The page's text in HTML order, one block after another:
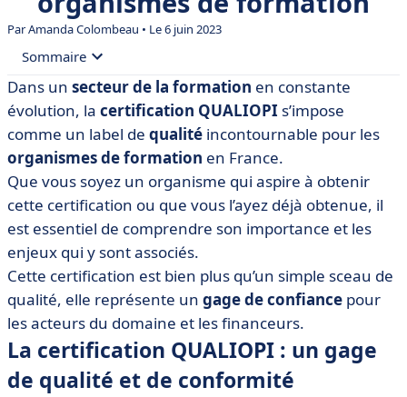
ParAmanda Colombeau • Le 6 juin 2023
Sommaire
• La certification QUALIOPI : un gage de qualité et de
conformité
• Les enjeux de la certification QUALIOPI pour les
• Les avantages de recourir à un service externe ou à
un logiciel pour obtenir la certification QUALIOPI
• En conclusion
Dans un secteur de la formation en constante
évolution, la certification QUALIOPI s’impose
comme un label de qualité incontournable pour les
organismes de formation en France.
Que vous soyez un organisme qui aspire à obtenir
cette certification ou que vous l’ayez déjà obtenue, il
est essentiel de comprendre son importance et les
enjeux qui y sont associés.
Cette certification est bien plus qu’un simple sceau de
qualité, elle représente un gage de confiance pour
les acteurs du domaine et les financeurs.
La certification QUALIOPI : un gage
de qualité et de conformité